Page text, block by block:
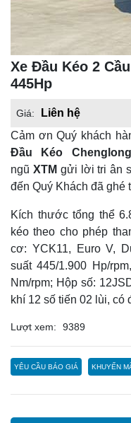
Xe Đầu Kéo 2
445Hp
Giá:
Liên hệ
Cảm ơn Quý khách
Đầu Kéo
ngũ XTM gửi lời tri ân
đến Quý Khách đã ghé
Kích thước tổng thể
kéo theo cho phép
cơ: YCK11, Euro V,
suất 445/1.900 Hp/
Nm/rpm; Hộp số:
khí 12 số tiến 02 lùi, có
Lượt xem: 9389
YÊU CẦU BÁO GIÁ KHUYẾN